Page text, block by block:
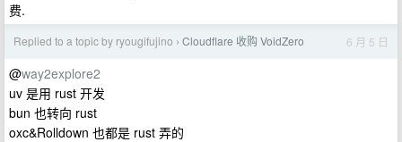
费.
Replied to a topic by ryougifujino › Cloudflare 收购 VoidZero 6 月 5 日
@way2explore2
uv 是用 rust 开发
bun 也转向 rust
oxc&Rolldown 也都是 rust 弄的